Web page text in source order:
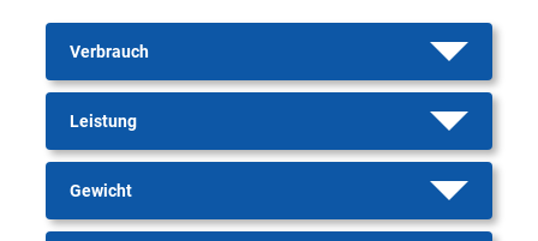
Verbrauch
Leistung
Gewicht